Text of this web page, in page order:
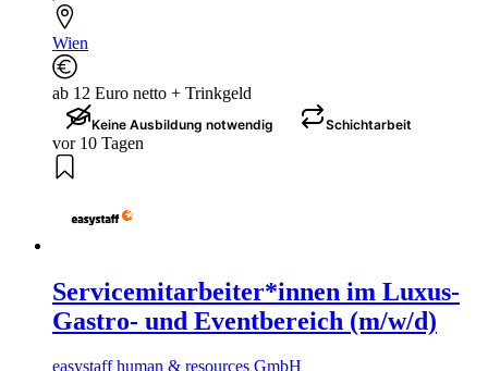
Wien
ab 12 Euro netto + Trinkgeld
Keine Ausbildung notwendig Schichtarbeit
vor 10 Tagen
Servicemitarbeiter*innen im Luxus-
Gastro- und Eventbereich (m/w/d)
easystaff human & resources GmbH